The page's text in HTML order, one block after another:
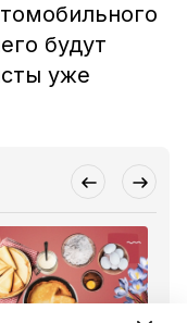
будут
уже